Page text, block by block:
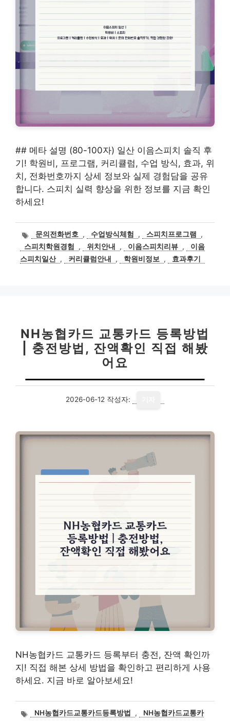
## 메타 설명 (80-100자) 일산 이음스피치 솔직 후
기! 학원비, 프로그램, 커리큘럼, 수업 방식, 효과, 위
치, 전화번호까지 상세 정보와 실제 경험담을 공유
합니다. 스피치 실력 향상을 위한 정보를 지금 확인
하세요!
태
그
문의전화번호 , 수업방식체험 , 스피치프로그램
,
스피치학원경험
, 위치안내 , 이음스피치리뷰 ,
이음
스피치일산 , 커리큘럼안내 , 학원비정보 , 효과후기
NH농협카드 교통카드 등록방법
| 충전방법, 잔액확인 직접 해봤
어요
2026-06-12 작성자:
NH농협카드 교통카드 등록부터 충전, 잔액 확인까
지! 직접 해본 상세 방법을 확인하고 편리하게 사용
하세요. 지금 바로 알아보세요!
태NH농협카드교통카드등록방법 ,
NH농협카드교통카